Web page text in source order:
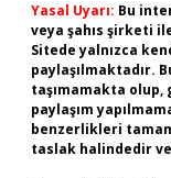
Yasal Uyarı: Bu
veya şahıs şirketi
Sitede yalnızca
paylaşılmaktadır.
taşımamakta olup,
paylaşım
benzerlikleri
taslak halindedir